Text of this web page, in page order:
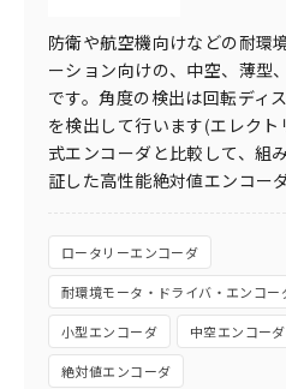
防衛や航空機向けなどの耐環
ーション向けの、中空、薄型
です。角度の検出は回転ディ
を検出して行います(エレク
式エンコーダと比較して、組
証した高性能絶対値エンコーダ
ロータリーエンコーダ
耐環境モータ・ドライバ・エンコ
小型エンコーダ 中空エンコー
絶対値エンコーダ